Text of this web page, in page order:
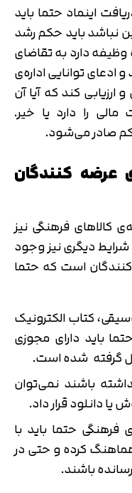
اینماد حتما باید
اگر چنین نباشد باید حکم رشد
دارد به تقاضای
به 18 نمی‌رسد و ادعای توانایی اداره‌ی
ارزیابی کند که آیا آن
را دارد یا خیر.
صادر می‌شود.
عرضه کنندگان‌
کالاهای فرهنگی نیز
شرایط دیگری نیز وجود
است که حتما
کتاب الکترونیک
باید دارای مجوزی
گرفته‌ شده‌ است.
باشند نمی‌توان
دانلود قرار داد.
فرهنگی حتما باید با
کرده و حتی در
باشند.